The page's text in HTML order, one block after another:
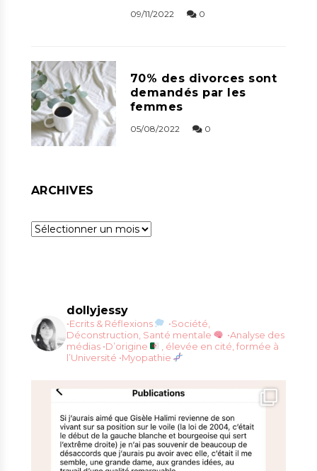
09/11/2022 0
70% des divorces sont
demandés par les
femmes
05/08/2022 0
ARCHIVES
Archives
dollyjessy
•Ecrits & Réflexions
•Société,
Déconstruction, Santé mentale
•Analyse des
médias •D’origine
, élevée en cité, formée à
l’Université •Myopathie